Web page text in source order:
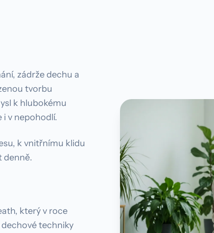
zádrže dechu a
tvorbu
k hlubokému
v nepohodlí.
k vnitřnímu klidu
denně.
který v roce
dechové techniky